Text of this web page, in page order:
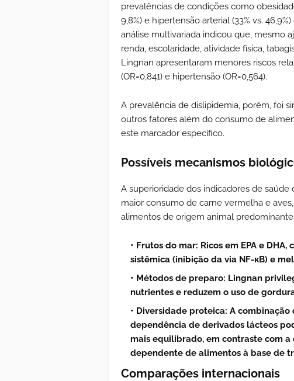
prevalências de condições como
9,8%) e hipertensão arterial (33% vs.
análise multivariada indicou que, mesmo
renda, escolaridade, atividade física,
Lingnan apresentaram menores riscos
(OR=0,841) e hipertensão (OR=0,564).
A prevalência de dislipidemia, porém, foi
outros fatores além do consumo de
este marcador específico.
Possíveis mecanismos
A superioridade dos indicadores de
maior consumo de carne vermelha e
alimentos de origem animal
Frutos do mar: Ricos em EPA e
sistêmica (inibição da via NF-κB) e
Métodos de preparo: Lingnan
nutrientes e reduzem o uso de
Diversidade proteica: A combinação
dependência de derivados lácteos
mais equilibrado, em contraste com
dependente de alimentos à base de
Comparações internacionais